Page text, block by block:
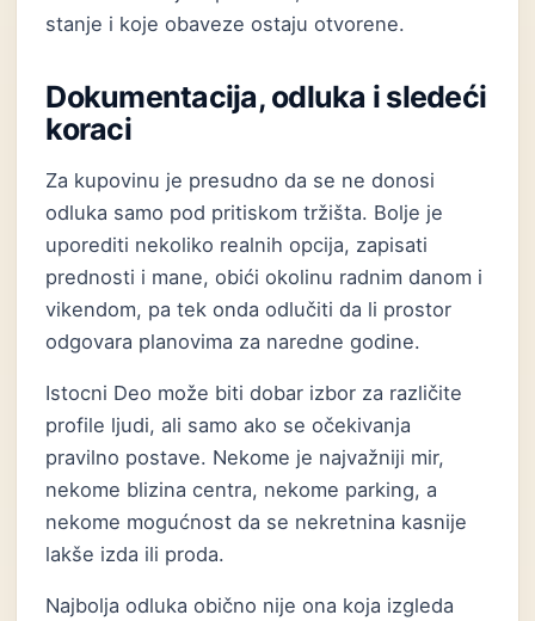
stanje i koje obaveze ostaju otvorene.
Dokumentacija, odluka i sledeći
koraci
Za kupovinu je presudno da se ne donosi
odluka samo pod pritiskom tržišta. Bolje je
uporediti nekoliko realnih opcija, zapisati
prednosti i mane, obići okolinu radnim danom i
vikendom, pa tek onda odlučiti da li prostor
odgovara planovima za naredne godine.
Istocni Deo može biti dobar izbor za različite
profile ljudi, ali samo ako se očekivanja
pravilno postave. Nekome je najvažniji mir,
nekome blizina centra, nekome parking, a
nekome mogućnost da se nekretnina kasnije
lakše izda ili proda.
Najbolja odluka obično nije ona koja izgleda